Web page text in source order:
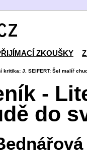
ZKOUŠKY
kritika: J. SEIFERT: Šel malíř
-
do